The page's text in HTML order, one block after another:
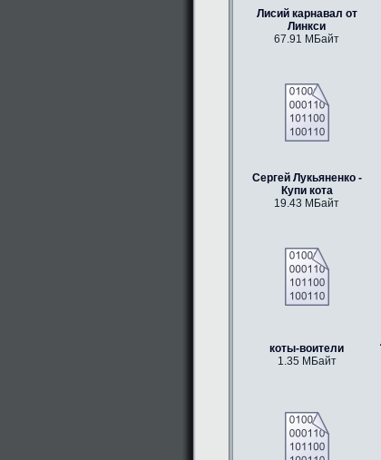
Лисий карнавал от
Линкси
67.91 МБайт
Сергей Лукьяненко -
Купи кота
19.43 МБайт
коты-воители
1.35 МБайт